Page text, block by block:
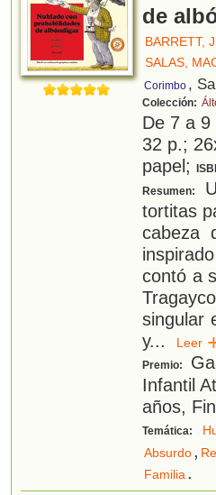
de
BARRETT,
SALAS,
Corimbo ,
Colección:
De 7 a
32 p.;
papel;
Resumen:
tortitas
cabeza
contó a
singular
y...
Premio:
Infantil
años,
Temática:
Absurdo,
Familia.